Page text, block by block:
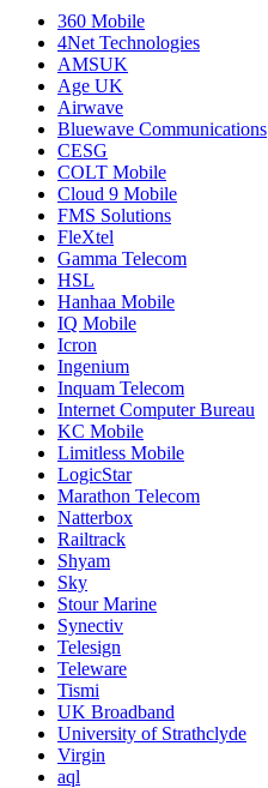
360 Mobile
4Net Technologies
AMSUK
Age UK
Airwave
Bluewave Communications
CESG
COLT Mobile
Cloud 9 Mobile
FMS Solutions
FleXtel
Gamma Telecom
HSL
Hanhaa Mobile
IQ Mobile
Icron
Ingenium
Inquam Telecom
Internet Computer Bureau
KC Mobile
Limitless Mobile
LogicStar
Marathon Telecom
Natterbox
Railtrack
Shyam
Sky
Stour Marine
Synectiv
Telesign
Teleware
Tismi
UK Broadband
University of Strathclyde
Virgin
aql